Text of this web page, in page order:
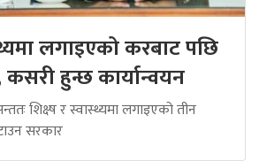
लगाइएको करबाट पछि
हुन्छ कार्यान्वयन
शिक्ष्ष र स्वास्थ्यमा लगाइएको तीन
सरकार